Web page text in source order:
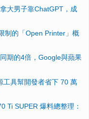
大男子靠ChatGPT，成
制的「Open Printer」概
期的4倍，Google與蘋果
工具幫開發者省下 70 萬
Ti SUPER 爆料總整理：